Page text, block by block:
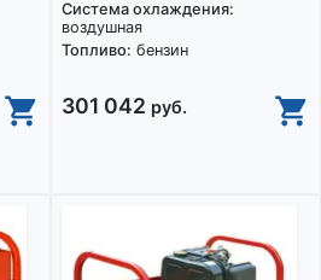
Система охлаждения:
воздушная
Топливо: бензин
301 042 руб.